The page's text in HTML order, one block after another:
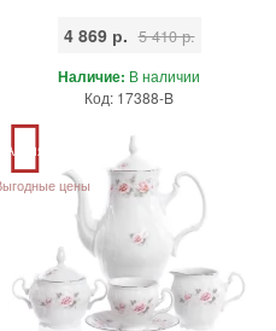
4 869 р. 5 410 р.
Наличие: В наличии
Код: 17388-B
Акция
цены